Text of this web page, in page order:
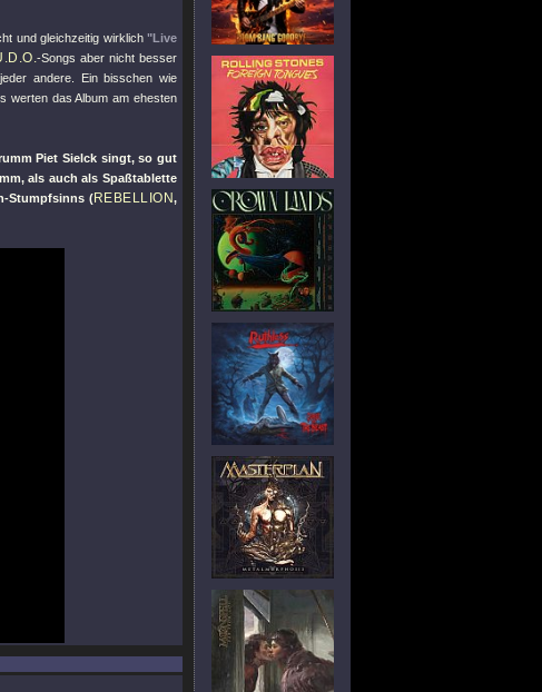
und gleichzeitig wirklich "Live
-Songs aber nicht besser
andere. Ein bisschen wie
werten das Album am ehesten
Piet Sielck singt, so gut
als auch als Spaßtablette
Stumpfsinns (REBELLION,